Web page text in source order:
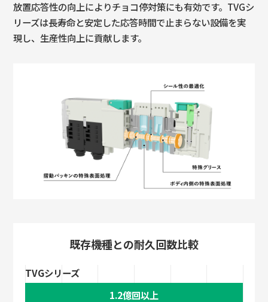
放置応答性の向上によりチョコ停対策にも有効です。TVGシ
リーズは長寿命と安定した応答時間で止まらない設備を実
現し、生産性向上に貢献します。
既存機種との耐久回数比較
TVGシリーズ
1.2億回以上